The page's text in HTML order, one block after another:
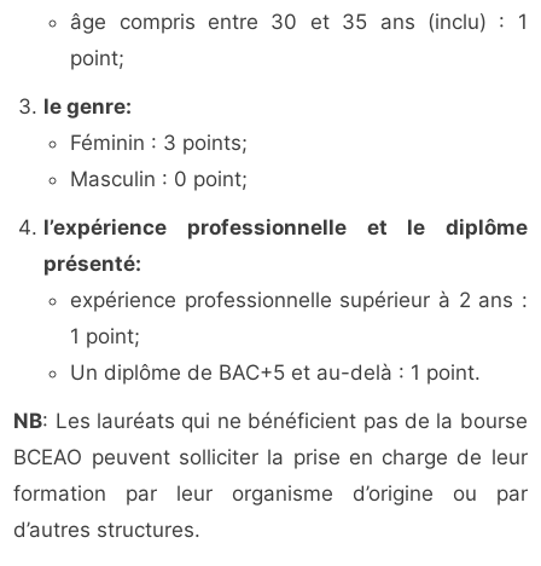
âge compris entre 30 et 35 ans (inclu) : 1
point;
le genre:
Féminin : 3 points;
Masculin : 0 point;
l’expérience professionnelle et le diplôme
présenté:
expérience professionnelle supérieur à 2 ans :
1 point;
Un diplôme de BAC+5 et au-delà : 1 point.
NB: Les lauréats qui ne bénéficient pas de la bourse
BCEAO peuvent solliciter la prise en charge de leur
formation par leur organisme d’origine ou par
d’autres structures.